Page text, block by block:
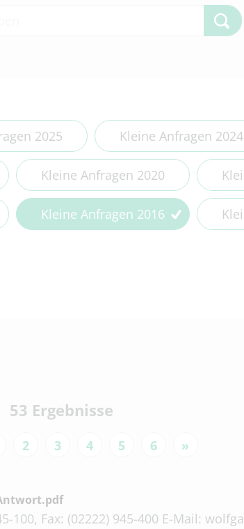
2025 Kleine Anfragen 2024
Kleine Anfragen 2020
Kleine Anfragen 2016
53 Ergebnisse
2 3 4 5 6 »
100, Fax: (02222) 945-400 E-Mail: